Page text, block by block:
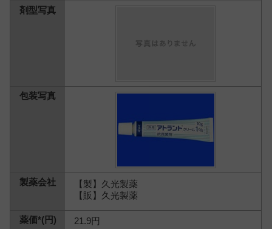
【製】久光製薬
【販】久光製薬
21.9円